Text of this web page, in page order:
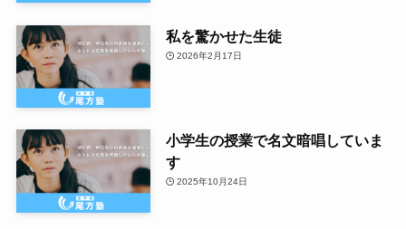
私を驚かせた生徒
2026年2月17日
小学生の授業で名文暗唱していま
す
2025年10月24日